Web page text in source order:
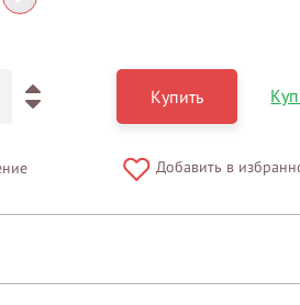
ЗАМЕР
ВЫЗВАТЬ ЗАМЕРЩИКА
Купить
Добавить в